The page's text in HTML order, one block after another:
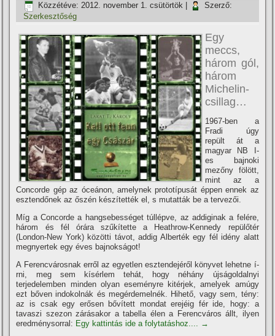
Közzétéve: 2012. november 1. csütörtök
Szerző:
Szerkesztőség
Egy
meccs,
három gól,
három
Michelin-
csillag…
1967-ben a
Fradi úgy
repült át a
magyar NB I-
es bajnoki
mezőny fölött,
mint az a
Concorde gép az óceánon, amelynek prototí­pusát éppen ennek az
esztendőnek az őszén készí­tették el, s mutatták be a tervezői.
Mí­g a Concorde a hangsebességet túllépve, az addiginak a felére,
három és fél órára szűkí­tette a Heathrow-Kennedy repülőtér
(London-New York) közötti távot, addig Alberték egy fél idény alatt
megnyertek egy éves bajnokságot!
A Ferencvárosnak erről az egyetlen esztendejéről könyvet lehetne í­
rni, meg sem kí­sérlem tehát, hogy néhány újságoldalnyi
terjedelemben minden olyan eseményre kitérjek, amelyek amúgy
ezt bőven indokolnák és megérdemelnék. Hihető, vagy sem, tény:
az is csak egy erősen bőví­tett mondat erejéig fér ide, hogy: a
tavaszi szezon zárásakor a tabella élen a Ferencváros állt, ilyen
eredménysorral: Egy kattintás ide a folytatáshoz.... →